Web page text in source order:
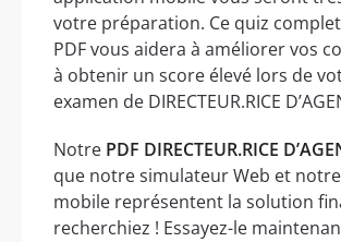
votre préparation. Ce quiz
PDF vous aidera à améliorer vos
à obtenir un score élevé lors de
examen de DIRECTEUR.RICE
Notre PDF DIRECTEUR.RICE
que notre simulateur Web et
mobile représentent la solution
recherchiez ! Essayez-le